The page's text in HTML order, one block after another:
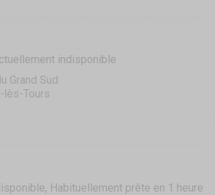
indisponible
Grand Sud
lès-Tours
Habituellement prête en 1 heure